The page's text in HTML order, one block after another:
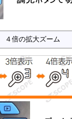
４倍の拡大ズーム